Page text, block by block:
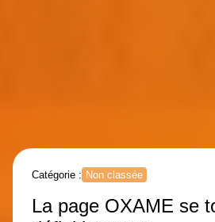
Catégorie : Non classée
La page OXAME se